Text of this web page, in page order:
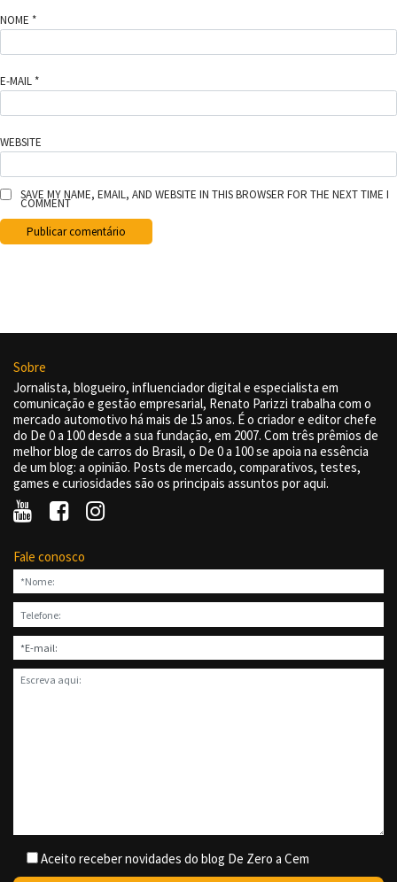
NOME *
E-MAIL *
WEBSITE
SAVE MY NAME, EMAIL, AND WEBSITE IN THIS BROWSER FOR THE NEXT TIME I
COMMENT
Sobre
Jornalista, blogueiro, influenciador digital e especialista em
comunicação e gestão empresarial, Renato Parizzi trabalha com o
mercado automotivo há mais de 15 anos. É o criador e editor chefe
do De 0 a 100 desde a sua fundação, em 2007. Com três prêmios de
melhor blog de carros do Brasil, o De 0 a 100 se apoia na essência
de um blog: a opinião. Posts de mercado, comparativos, testes,
games e curiosidades são os principais assuntos por aqui.
Fale conosco
Aceito receber novidades do blog De Zero a Cem